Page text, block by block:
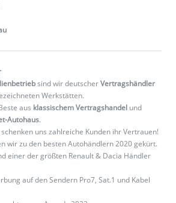
sind wir deutscherVertragshändler
Werkstätten.
aus klassischem Vertragshandel und
Autohaus.
uns zahlreiche Kunden ihr Vertrauen!
wir zu den besten Autohändlern 2020 gekürt.
einer der größten Renault & Dacia Händler
auf den Sendern Pro7, Sat.1 und Kabel